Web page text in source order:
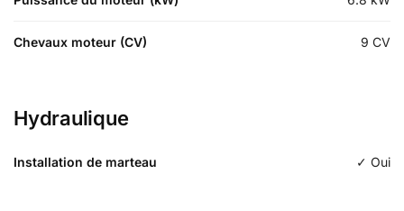
Chevaux moteur (CV) 9 CV
Hydraulique
Installation de marteau ✓ Oui